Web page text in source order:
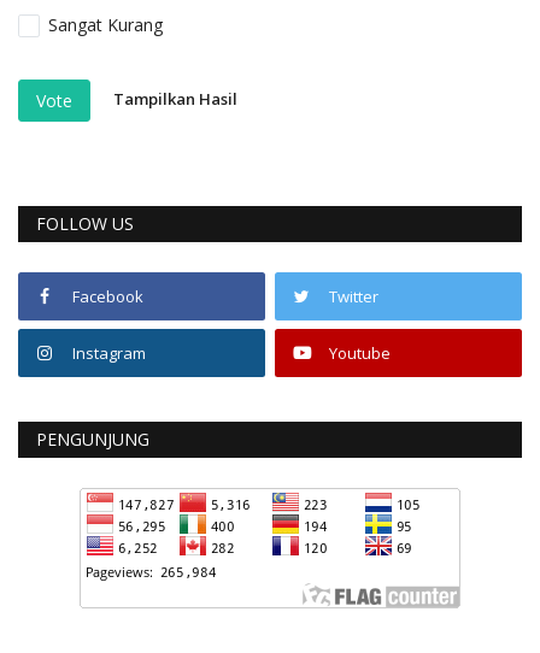
Sangat Kurang
Vote Tampilkan Hasil
FOLLOW US
Facebook Twitter
Instagram Youtube
PENGUNJUNG